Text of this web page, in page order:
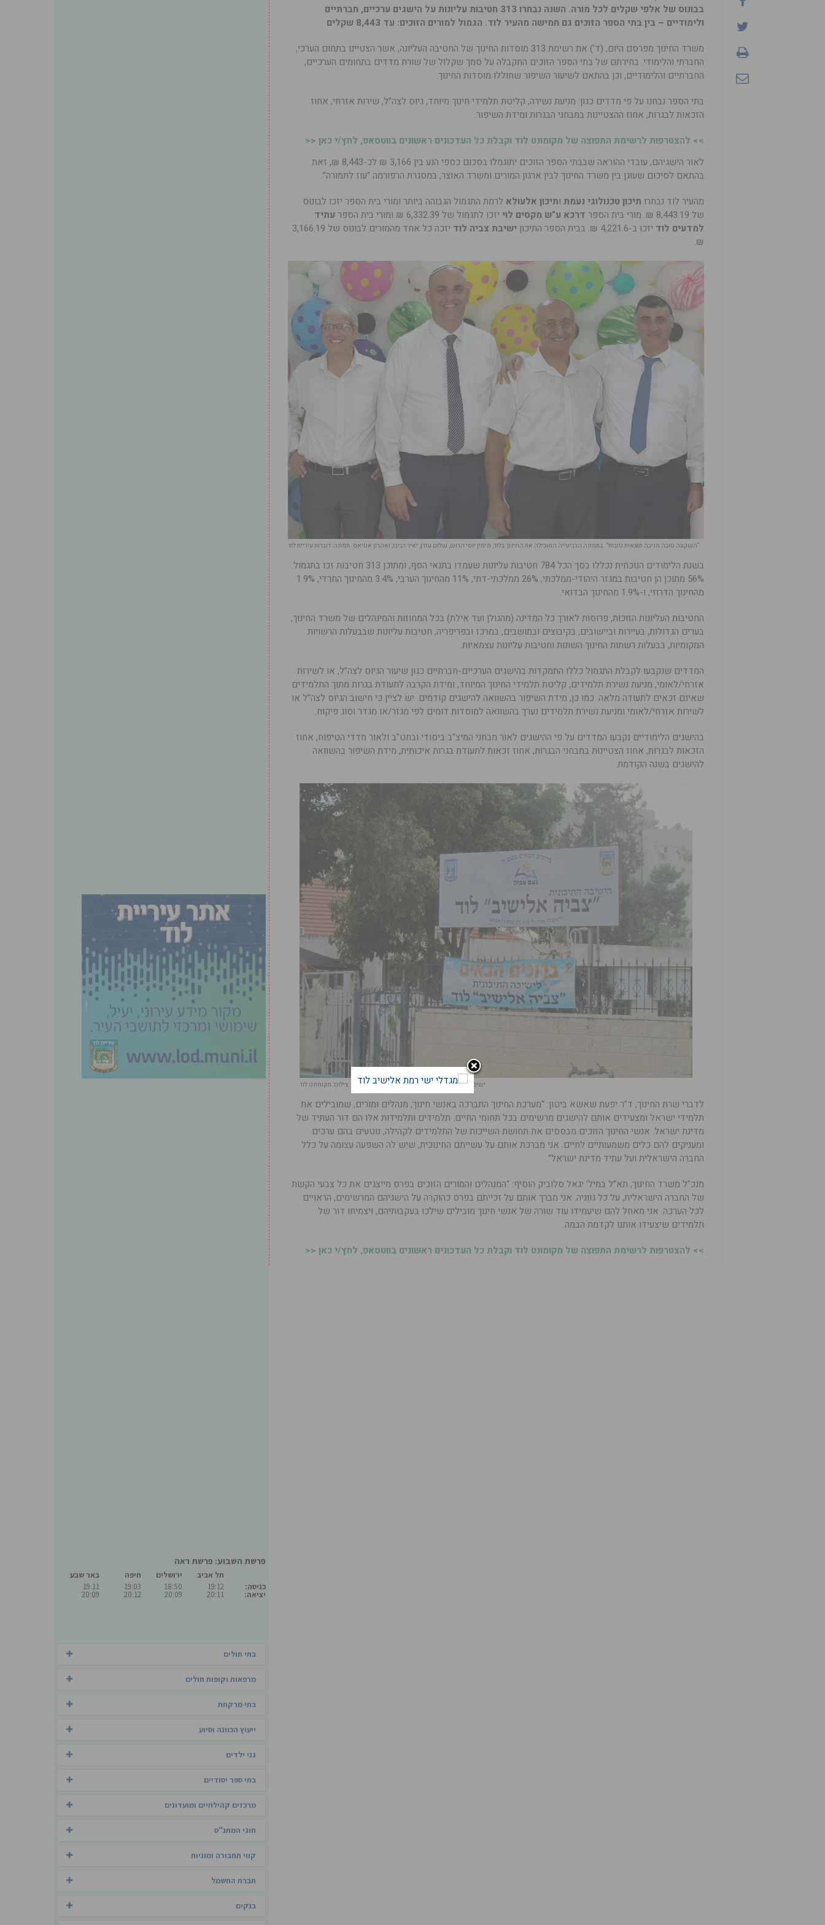
בבונוס של אלפי שקלים לכל מורה. השנה נבחרו 313 חטיבות עליונות על הישגים ערכיים, חברתיים
ולימודיים – בין בתי הספר הזוכים גם חמישה מהעיר לוד. הגמול למורים הזוכים: עד 8,443 שקלים
משרד החינוך מפרסם היום, (ד’) את רשימת 313 מוסדות החינוך של החטיבה העליונה, אשר הצטיינו בתחום הערכי,
החברתי והלימודי. בחירתם של בתי הספר הזוכים התקבלה על סמך שקלול של שורת מדדים בתחומים הערכיים,
החברתיים והלימודיים, וכן בהתאם לשיעור השיפור שחוללו מוסדות החינוך.
בתי הספר נבחנו על פי מדדים כגון: מניעת נשירה, קליטת תלמידי חינוך מיוחד, גיוס לצה”ל, שירות אזרחי, אחוז
הזכאות לבגרות, אחוז ההצטיינות במבחני הבגרות ומידת השיפור.
>> להצטרפות לרשימת התפוצה של מקומונט לוד וקבלת כל העדכונים ראשונים בווטסאפ, לחץ/י כאן <<
לאור הישגיהם, עובדי ההוראה שבבתי הספר הזוכים יתוגמלו בסכום כספי הנע בין 3,166 ₪ לכ-8,443 ₪, זאת
בהתאם לסיכום שעוגן בין משרד החינוך לבין ארגון המורים ומשרד האוצר, במסגרת הרפורמה “עוז לתמורה”.
מהעיר לוד נבחרו תיכון טכנולוגי נעמת ותיכון אלעולא לרמת התגמול הגבוהה ביותר ומורי בית הספר יזכו לבונוס
של 8,443.19 ₪. מורי בית הספר
דרכא ע”ש מקסים לוי יזכו לתגמול של 6,332.39 ₪ ומורי בית הספר
עתיד
למדעים לוד יזכו ב-4,221.6 ₪. בבית הספר התיכון ישיבת צביה לוד
יזכה כל אחד מהמורים לבונוס של 3,166.19
₪.
“השקעה טובה מניבה תוצאות טובות”. בתמונה הרביעייה המובילה את החינוך בלוד, מימין יוסי הרוש, שלום עזרן, יאיר רביבו, ואהרון אטיאס. תמונה: דוברות עיריית לוד
בשנת הלימודים הנוכחית נכללו בסך הכל 784 חטיבות עליונות שעמדו בתנאי הסף, ומתוכן 313 חטיבות זכו בתגמול.
56% מתוכן הן חטיבות במגזר היהודי-ממלכתי, 26% ממלכתי-דתי, 11% מהחינוך הערבי, 3.4% מהחינוך החרדי, 1.9%
מהחינוך הדרוזי, ו-1.9% מהחינוך הבדואי.
החטיבות העליונות הזוכות, פרוסות לאורך כל המדינה (מהגולן ועד אילת) בכל המחוזות והמינהלים של משרד החינוך,
בערים הגדולות, בעיירות וביישובים, בקיבוצים ובמושבים, במרכז ובפריפריה, חטיבות עליונות שבבעלות הרשויות
המקומיות, בבעלות רשתות החינוך השונות וחטיבות עליונות עצמאיות.
המדדים שנקבעו לקבלת התגמול כללו התמקדות בהישגים הערכיים-חברתיים כגון שיעור הגיוס לצה”ל, או לשירות
אזרחי/לאומי, מניעת נשירת תלמידים, קליטת תלמידי החינוך המיוחד, ומידת הקרבה לתעודת בגרות מתוך התלמידים
שאינם זכאים לתעודה מלאה. כמו כן, מידת השיפור בהשוואה להישגים קודמים. יש לציין כי חישוב הגיוס לצה”ל או
לשירות אזרחי/לאומי ומניעת נשירת תלמידים נערך בהשוואה למוסדות דומים לפי מגזר/או מגדר וסוג פיקוח.
בהישגים הלימודיים נקבעו המדדים על פי ההישגים לאור מבחני המיצ”ב ביסודי ובחט”ב ולאור מדדי הטיפוח, אחוז
הזכאות לבגרות, אחוז הצטיינות במבחני הבגרות, אחוז זכאות לתעודת בגרות איכותית, מידת השיפור בהשוואה
להישגים בשנה הקודמת.
ישיבה תיכונית צביה לוד. בצמרת התיכונים המצטיינים. צילום: מקומונט לוד
לדברי שרת החינוך, ד”ר יפעת שאשא ביטון: “מערכת החינוך התברכה באנשי חינוך, מנהלים ומורים, שמובילים את
תלמידי ישראל ומצעידים אותם להישגים מרשימים בכל תחומי החיים. תלמידים ותלמידות אלו הם דור העתיד של
מדינת ישראל. אנשי החינוך הזוכים מבססים את תחושת השייכות של התלמידים לקהילה, נוטעים בהם ערכים
ומעניקים להם כלים משמעותיים לחיים. אני מברכת אותם על עשייתם החינוכית, שיש לה השפעה עצומה על כלל
החברה הישראלית ועל עתיד מדינת ישראל”.
מנכ”ל משרד החינוך, תא”ל במיל’ יגאל סלוביק הוסיף: “המנהלים והמורים הזוכים בפרס מייצגים את כל צבעי הקשת
של החברה הישראלית, על כל גווניה. אני מברך אותם על זכייתם בפרס כהוקרה על הישגיהם המרשימים, הראויים
לכל הערכה. אני מאחל להם שיעמידו עוד שורה של אנשי חינוך מובילים שילכו בעקבותיהם, ויצמיחו דור של
תלמידים שיצעידו אותנו לקדמת הבמה.
>> להצטרפות לרשימת התפוצה של מקומונט לוד וקבלת כל העדכונים ראשונים בווטסאפ, לחץ/י כאן <<
פרשת השבוע: פרשת ראה
כניסה:
יציאה:
תל אביב
19:12
20:11
ירושלים
18:50
20:09
חיפה
19:03
20:12
באר שבע
19:11
20:09
בתי חולים
מרפאות וקופות חולים
בתי מרקחת
ייעוץ הכוונה וסיוע
גני ילדים
בתי ספר יסודיים
מרכזים קהילתיים ומועדונים
חוגי המתנ"ס
קווי תחבורה ומוניות
חברת החשמל
בנקים